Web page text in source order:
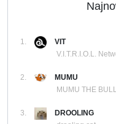
1.
VIT
V.I.T.R.I.O.L.
2.
MUMU
MUMU THE BULL
3.
DROOLING